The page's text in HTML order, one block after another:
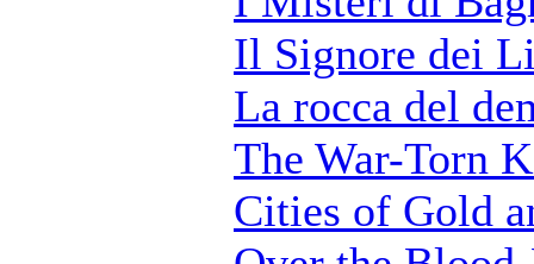
Il Signore dei
La rocca del
The War-Torn
Cities of Gold